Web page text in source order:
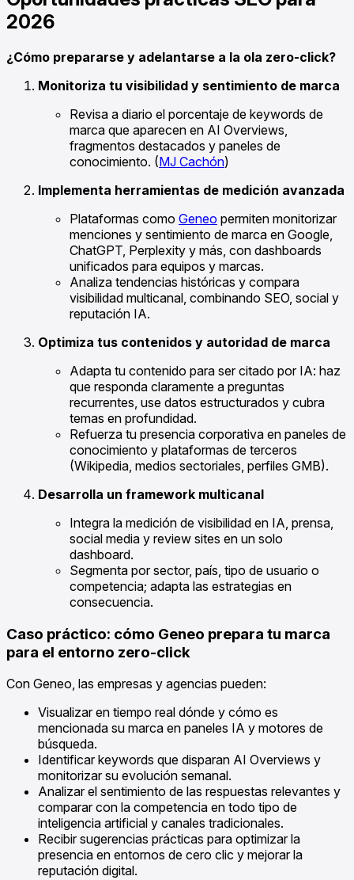
2026
¿Cómo prepararse y adelantarse a la ola zero-click?
Monitoriza tu visibilidad y sentimiento de marca
Revisa a diario el porcentaje de keywords de
marca que aparecen en AI Overviews,
fragmentos destacados y paneles de
conocimiento. (MJ Cachón)
Implementa herramientas de medición avanzada
Plataformas como Geneo permiten monitorizar
menciones y sentimiento de marca en Google,
ChatGPT, Perplexity y más, con dashboards
unificados para equipos y marcas.
Analiza tendencias históricas y compara
visibilidad multicanal, combinando SEO, social y
reputación IA.
Optimiza tus contenidos y autoridad de marca
Adapta tu contenido para ser citado por IA: haz
que responda claramente a preguntas
recurrentes, use datos estructurados y cubra
temas en profundidad.
Refuerza tu presencia corporativa en paneles de
conocimiento y plataformas de terceros
(Wikipedia, medios sectoriales, perfiles GMB).
Desarrolla un framework multicanal
Integra la medición de visibilidad en IA, prensa,
social media y review sites en un solo
dashboard.
Segmenta por sector, país, tipo de usuario o
competencia; adapta las estrategias en
consecuencia.
Caso práctico: cómo Geneo prepara tu marca
para el entorno zero-click
Con Geneo, las empresas y agencias pueden:
Visualizar en tiempo real dónde y cómo es
mencionada su marca en paneles IA y motores de
búsqueda.
Identificar keywords que disparan AI Overviews y
monitorizar su evolución semanal.
Analizar el sentimiento de las respuestas relevantes y
comparar con la competencia en todo tipo de
inteligencia artificial y canales tradicionales.
Recibir sugerencias prácticas para optimizar la
presencia en entornos de cero clic y mejorar la
reputación digital.